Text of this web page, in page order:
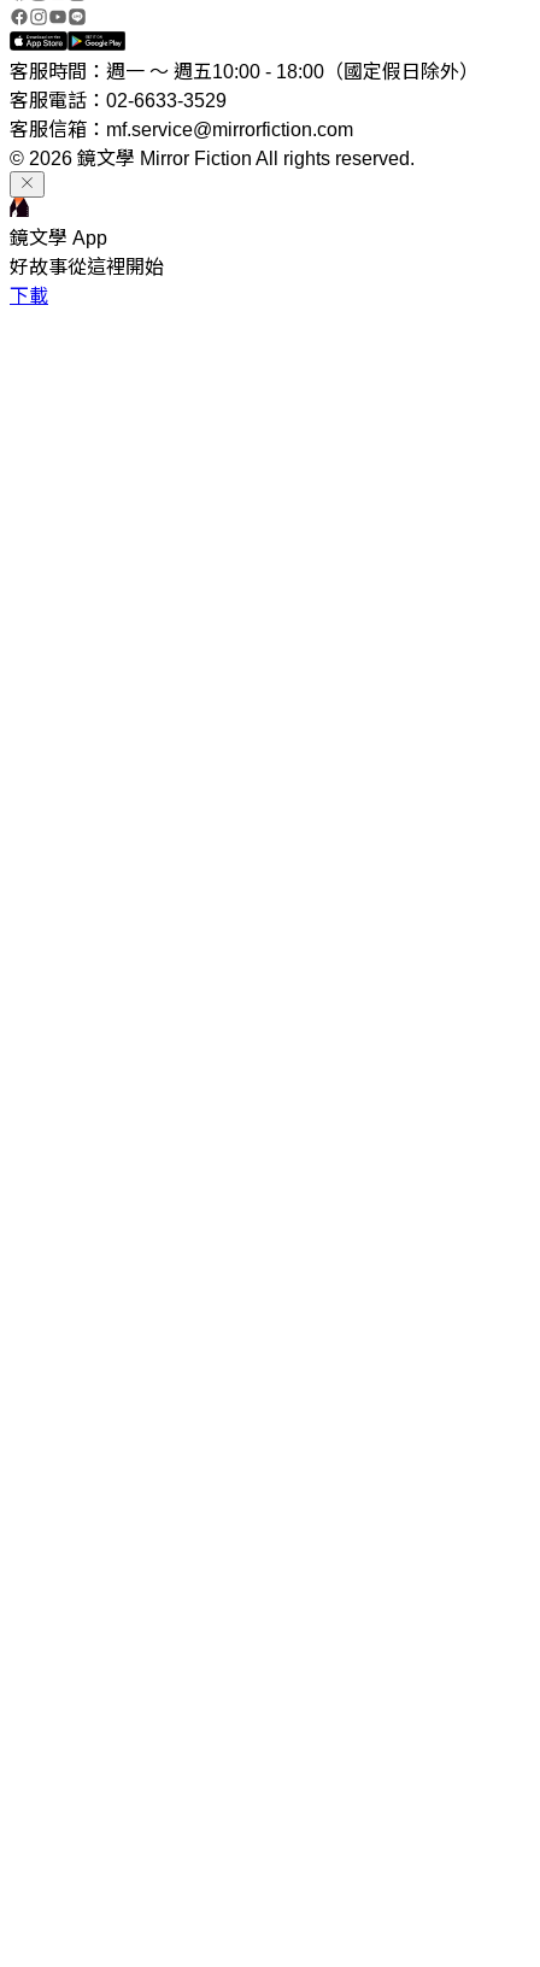
客服時間：週一 ～ 週五10:00 - 18:00（國定假日除外）
客服電話：02-6633-3529
客服信箱：mf.service@mirrorfiction.com
© 2026 鏡文學 Mirror Fiction All rights reserved.
鏡文學 App
好故事從這裡開始
下載